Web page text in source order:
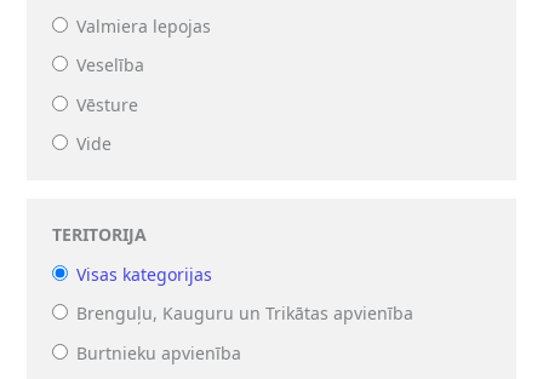
Valmiera lepojas
Veselība
Vēsture
Vide
TERITORIJA
Visas kategorijas
Brenguļu, Kauguru un Trikātas apvienība
Burtnieku apvienība